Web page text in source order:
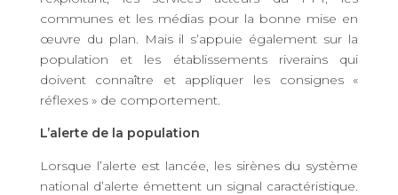
communes et les médias pour la bonne mise en
œuvre du plan. Mais il s’appuie également sur la
population et les établissements riverains qui
doivent connaître et appliquer les consignes «
réflexes » de comportement.
L’alerte de la population
Lorsque l’alerte est lancée, les sirènes du système
national d’alerte émettent un signal caractéristique.